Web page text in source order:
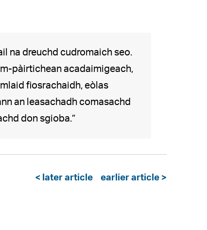
na dreuchd cudromaich seo.
pàirtichean acadaimigeach,
fiosrachaidh, eòlas
an leasachadh comasachd
don sgioba.”
< later article earlier article >